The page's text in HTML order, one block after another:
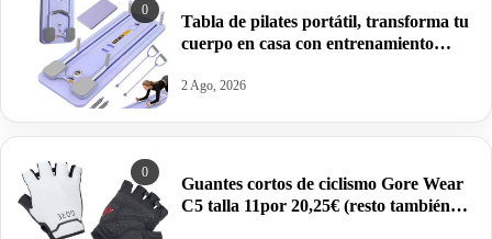
0
Tabla de pilates portátil, transforma tu
cuerpo en casa con entrenamiento
2 Ago, 2026
0
Guantes cortos de ciclismo Gore Wear
C5 talla 11por 20,25€ (resto también